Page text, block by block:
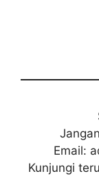
Email:
Kunjungi